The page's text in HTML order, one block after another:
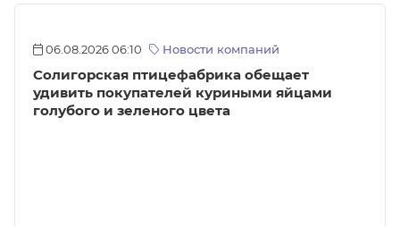
06.08.2026 06:10 Новости компаний
Солигорская птицефабрика обещает
удивить покупателей куриными яйцами
голубого и зеленого цвета